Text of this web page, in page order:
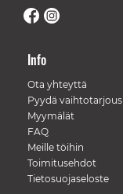
Info
Ota yhteyttä
Pyydä vaihtotarjous
Myymälät
FAQ
Meille töihin
Toimitusehdot
Tietosuojaseloste